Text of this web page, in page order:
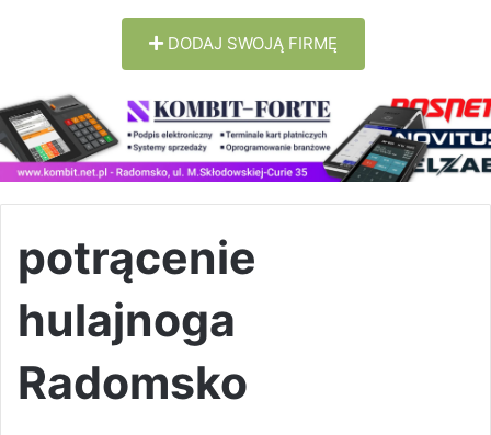
DODAJ SWOJĄ FIRMĘ
potrącenie
hulajnoga
Radomsko